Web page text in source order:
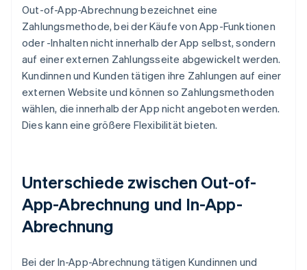
Out-of-App-Abrechnung bezeichnet eine
Zahlungsmethode, bei der Käufe von App-Funktionen
oder -Inhalten nicht innerhalb der App selbst, sondern
auf einer externen Zahlungsseite abgewickelt werden.
Kundinnen und Kunden tätigen ihre Zahlungen auf einer
externen Website und können so Zahlungsmethoden
wählen, die innerhalb der App nicht angeboten werden.
Dies kann eine größere Flexibilität bieten.
Unterschiede zwischen Out-of-
App-Abrechnung und In-App-
Abrechnung
Bei der In-App-Abrechnung tätigen Kundinnen und